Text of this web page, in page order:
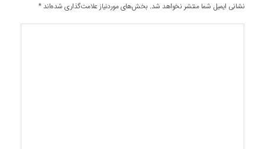
نشانی ایمیل شما منتشر نخواهد شد. بخش‌های موردنیاز علامت‌گذاری شده‌اند*